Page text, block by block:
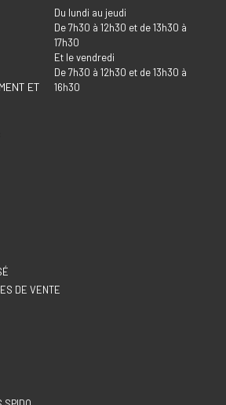
ET
Du lundi au jeudi
De 7h30 à 12h30 et de 13h30 à
17h30
Et le vendredi
De 7h30 à 12h30 et de 13h30 à
16h30
DE VENTE